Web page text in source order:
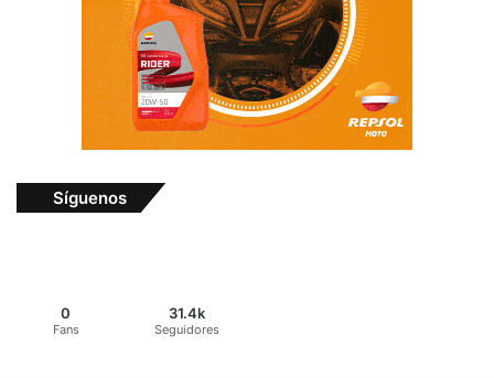
Síguenos
0
Fans
31.4k
Seguidores